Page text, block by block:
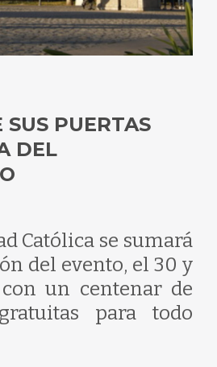
SUS PUERTAS
DEL
Católica se sumará
del evento, el 30 y
un centenar de
para todo